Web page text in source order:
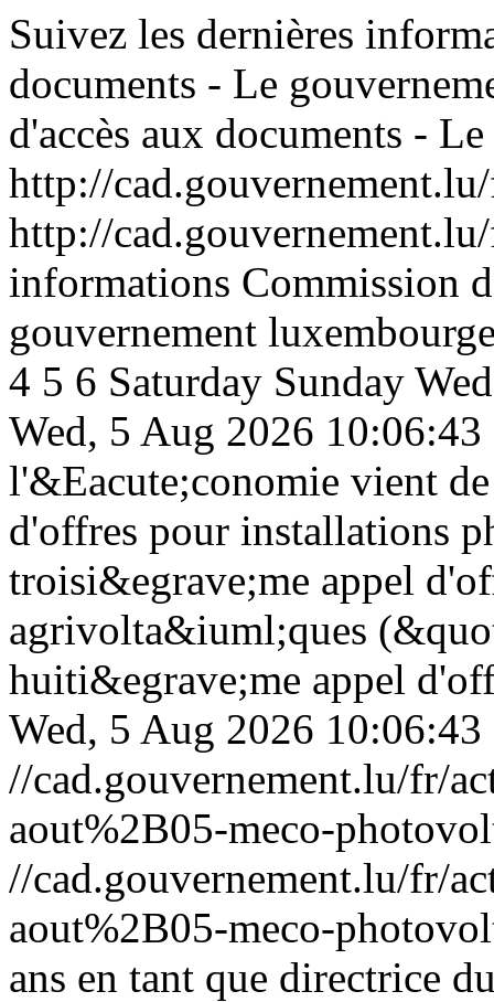
Suivez les dernières
documents - Le
d'accès aux documents -
http://
http://
informations Commission
gouvernement
4 5 6 Saturday Sunday
Wed, 5 Aug 2026 10:06:43
l'&Eacute;conomie vient
d'offres pour installations
troisi&egrave;me appel
agrivolta&iuml;ques
huiti&egrave;me appel
Wed, 5 Aug 2026 10:06:43
//cad.gouvernement.lu/fr/
aout%2B05-meco-
//cad.gouvernement.lu/fr/
aout%2B05-meco-
ans en tant que directrice